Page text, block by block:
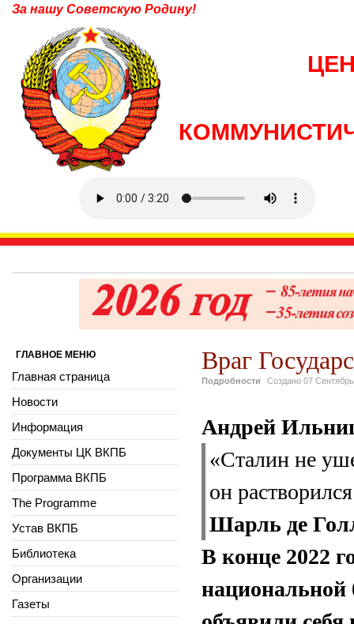
За нашу Советскую Родину!
Враг
Подробности Создано 07
Андрей
«Сталин не
он
Шарль де
В конце 2022
национальной
ГЛАВНОЕ МЕНЮ
Главная страница
Новости
Информация
Документы ЦК ВКПБ
Программа ВКПБ
The Programme
Устав ВКПБ
Библиотека
Организации
Газеты